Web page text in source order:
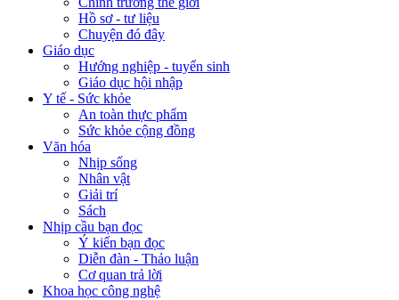
Hồ sơ - tư liệu
Chuyện đó đây
Giáo dục
Hướng nghiệp - tuyển sinh
Giáo dục hội nhập
Y tế - Sức khỏe
An toàn thực phẩm
Sức khỏe cộng đồng
Văn hóa
Nhịp sống
Nhân vật
Giải trí
Sách
Nhịp cầu bạn đọc
Ý kiến bạn đọc
Diễn đàn - Thảo luận
Cơ quan trả lời
Khoa học công nghệ